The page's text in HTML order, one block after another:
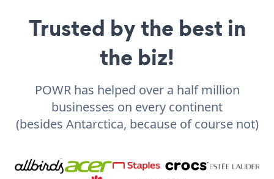
Trusted by the best in
the biz!
POWR has helped over a half million
businesses on every continent
(besides Antarctica, because of course not)